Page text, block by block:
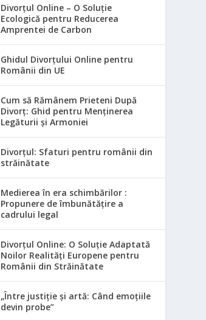
Divorțul Online – O Soluție
Ecologică pentru Reducerea
Amprentei de Carbon
Ghidul Divorțului Online pentru
Românii din UE
Cum să Rămânem Prieteni După
Divorț: Ghid pentru Menținerea
Legăturii și Armoniei
Divorțul: Sfaturi pentru românii din
străinătate
Medierea în era schimbărilor :
Propunere de îmbunătățire a
cadrului legal
Divorțul Online: O Soluție Adaptată
Noilor Realități Europene pentru
Românii din Străinătate
„Între justiție și artă: Când emoțiile
devin probe”